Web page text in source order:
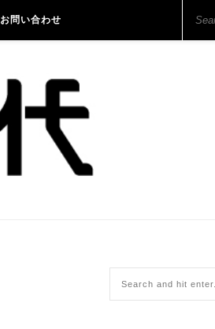
お問い合わせ